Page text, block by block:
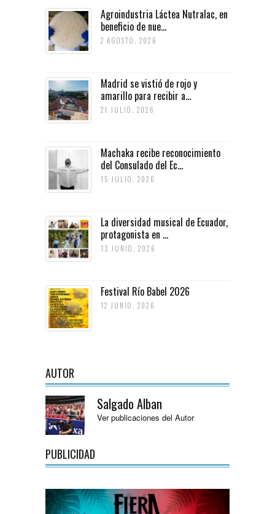
Agroindustria Láctea Nutralac, en
beneficio de nue...
2 AGOSTO, 2026
Madrid se vistió de rojo y
amarillo para recibir a...
21 JULIO, 2026
Machaka recibe reconocimiento
del Consulado del Ec...
15 JULIO, 2026
La diversidad musical de Ecuador,
protagonista en ...
13 JUNIO, 2026
Festival Río Babel 2026
12 JUNIO, 2026
AUTOR
Salgado Alban
Ver publicaciones del Autor
PUBLICIDAD